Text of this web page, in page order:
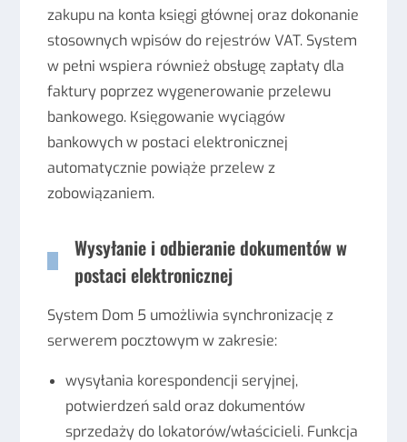
zakupu na konta księgi głównej oraz dokonanie
stosownych wpisów do rejestrów VAT. System
w pełni wspiera również obsługę zapłaty dla
faktury poprzez wygenerowanie przelewu
bankowego. Księgowanie wyciągów
bankowych w postaci elektronicznej
automatycznie powiąże przelew z
zobowiązaniem.
Wysyłanie i odbieranie dokumentów w
postaci elektronicznej
System Dom 5 umożliwia synchronizację z
serwerem pocztowym w zakresie:
wysyłania korespondencji seryjnej,
potwierdzeń sald oraz dokumentów
sprzedaży do lokatorów/właścicieli. Funkcja